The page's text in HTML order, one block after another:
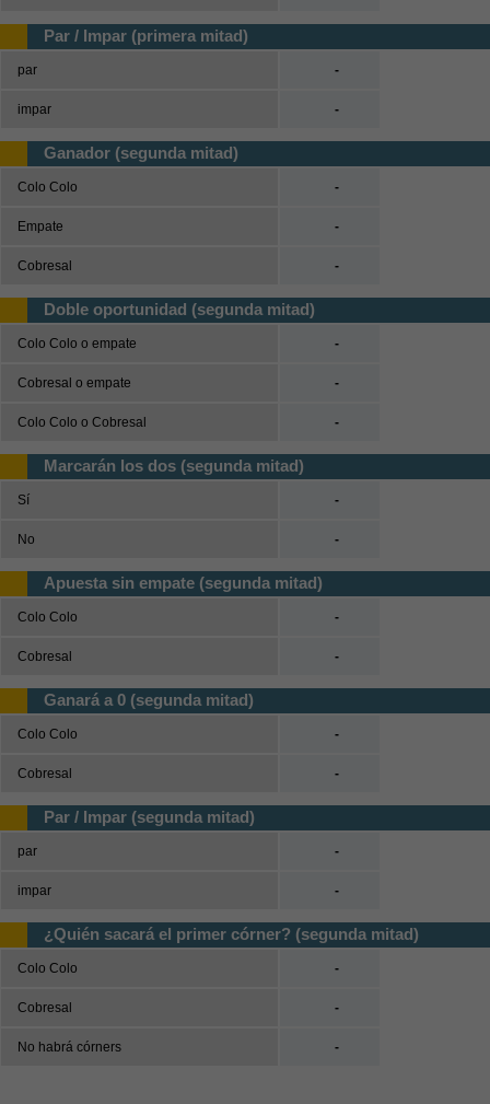
Par / Impar (primera mitad)
par
impar
-
-
Ganador (segunda mitad)
Colo Colo
Empate
Cobresal
-
-
-
Doble oportunidad (segunda mitad)
Colo Colo o empate
Cobresal o empate
Colo Colo o Cobresal
-
-
-
Marcarán los dos (segunda mitad)
Sí
No
-
-
Apuesta sin empate (segunda mitad)
Colo Colo
Cobresal
-
-
Ganará a 0 (segunda mitad)
Colo Colo
Cobresal
-
-
Par / Impar (segunda mitad)
par
impar
-
-
¿Quién sacará el primer córner? (segunda mitad)
Colo Colo
Cobresal
No habrá córners
-
-
-